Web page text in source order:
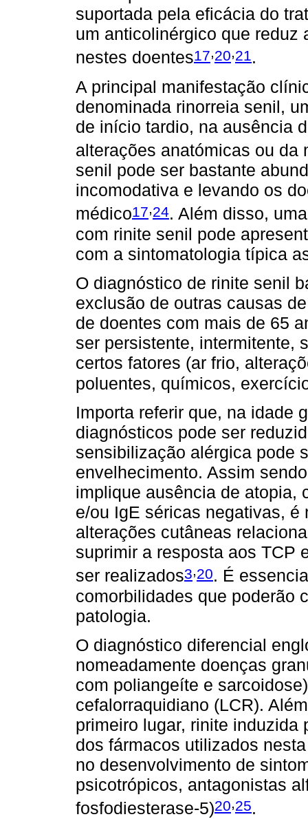
suportada pela eficácia do
um anticolinérgico que reduz
nestes doentes17,20,21 .
A principal manifestação
denominada rinorreia senil,
de início tardio, na ausência
alterações anatómicas ou da
senil pode ser bastante
incomodativa e levando os
médico17,24. Além disso,
com rinite senil pode
com a sintomatologia típica
O diagnóstico de rinite senil
exclusão de outras causas
de doentes com mais de 65
ser persistente, intermitente,
certos fatores (ar frio,
poluentes, químicos,
Importa referir que, na idade
diagnósticos pode ser
sensibilização alérgica pode
envelhecimento. Assim
implique ausência de atopia,
e/ou IgE séricas negativas,
alterações cutâneas
suprimir a resposta aos TCP
ser realizados3,20. É
comorbilidades que poderão
patologia.
O diagnóstico diferencial
nomeadamente doenças
com poliangeíte e
cefalorraquidiano (LCR).
primeiro lugar, rinite induzida
dos fármacos utilizados
no desenvolvimento de
psicotrópicos, antagonistas
fosfodiesterase-5)20,25.